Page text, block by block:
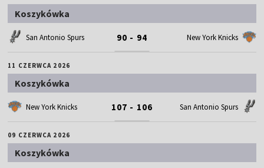
Koszykówka
San Antonio Spurs 90 - 94 New York Knicks
11 CZERWCA 2026
Koszykówka
New York Knicks 107 - 106 San Antonio Spurs
09 CZERWCA 2026
Koszykówka